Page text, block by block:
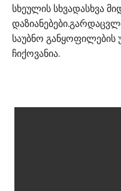
სხეულის სხვადასხვა
საუბნო
ჩიქოვანია.